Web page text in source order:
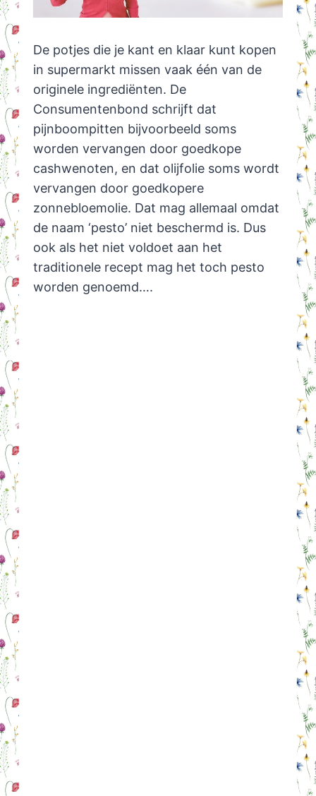
De potjes die je kant en klaar kunt kopen
in supermarkt missen vaak één van de
originele ingrediënten. De
Consumentenbond schrijft dat
pijnboompitten bijvoorbeeld soms
worden vervangen door goedkope
cashwenoten, en dat olijfolie soms wordt
vervangen door goedkopere
zonnebloemolie. Dat mag allemaal omdat
de naam ‘pesto’ niet beschermd is. Dus
ook als het niet voldoet aan het
traditionele recept mag het toch pesto
worden genoemd….